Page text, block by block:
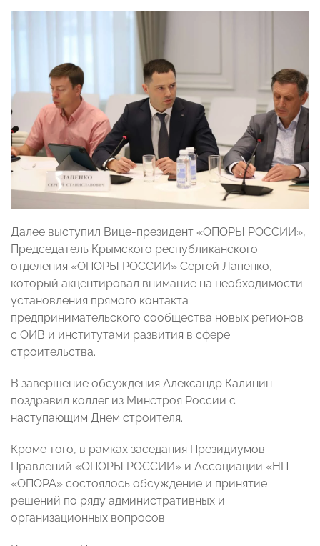
Далее выступил Вице-президент «ОПОРЫ РОССИИ»,
Председатель Крымского республиканского
отделения «ОПОРЫ РОССИИ» Сергей Лапенко,
который акцентировал внимание на необходимости
установления прямого контакта
предпринимательского сообщества новых регионов
с ОИВ и институтами развития в сфере
строительства.
В завершение обсуждения Александр Калинин
поздравил коллег из Минстроя России с
наступающим Днем строителя.
Кроме того, в рамках заседания Президиумов
Правлений «ОПОРЫ РОССИИ» и Ассоциации «НП
«ОПОРА» состоялось обсуждение и принятие
решений по ряду административных и
организационных вопросов.